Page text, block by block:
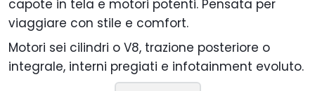
capote in tela e motori potenti. Pensata per
viaggiare con stile e comfort.
Motori sei cilindri o V8, trazione posteriore o
integrale, interni pregiati e infotainment evoluto.